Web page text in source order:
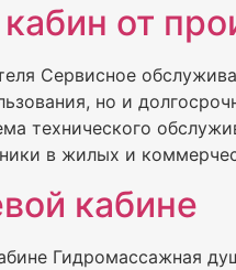
от
Сервисное
но и
технического
в жилых и
кабине
Гидромассажная